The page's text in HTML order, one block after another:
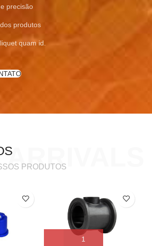
precisão
produtos
quam id.
ARRIVALS
PRODUTOS